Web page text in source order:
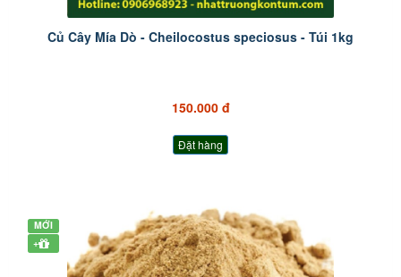
Củ Cây Mía Dò - Cheilocostus speciosus - Túi 1kg
150.000 đ
Đặt hàng
MỚI
+